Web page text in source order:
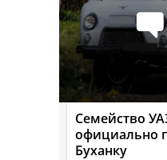
Семейство
официально
Буханку